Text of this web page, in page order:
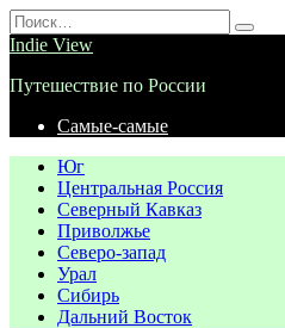
Перейти
к
Search
for:
Indie View
Путешествие по России
Самые-самые
Юг
Центральная Россия
Северный Кавказ
Приволжье
Северо-запад
Урал
Сибирь
Дальний Восток